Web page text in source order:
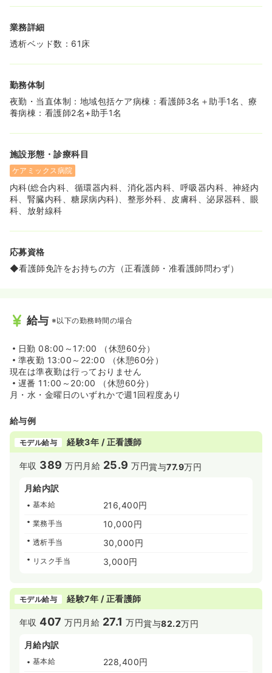
◆e-ラーニングシステムも導入しておりますので、なかな
習することができます♪
◆スキルアップを図りたい方には、資格取得の支援制度も
業務詳細
透析ベッド数：61床
勤務体制
夜勤・当直体制：地域包括ケア病棟：看護師3名＋助手1名、療
養病棟：看護師2名+助手1名
施設形態・診療科目
ケアミックス病院
内科(総合内科、循環器内科、消化器内科、呼吸器内科、神経内
科、腎臓内科、糖尿病内科)、整形外科、皮膚科、泌尿器科、眼
科、放射線科
応募資格
◆看護師免許をお持ちの方（正看護師・准看護師問わず）
給与 ※以下の勤務時間の場合
日勤 08:00～17:00 （休憩60分）
準夜勤 13:00～22:00 （休憩60分）
現在は準夜勤は行っておりません
遅番 11:00～20:00 （休憩60分）
月・水・金曜日のいずれかで週1回程度あり
給与例
モデル給与 経験3年 / 正看護師
年収 389 万円 月給 25.9 万円賞与77.9万円
月給内訳
基本給 216,400円
業務手当 10,000円
透析手当 30,000円
リスク手当 3,000円
モデル給与 経験7年 / 正看護師
年収407 万円 月給 27.1 万円賞与82.2万円
月給内訳
基本給 228,400円